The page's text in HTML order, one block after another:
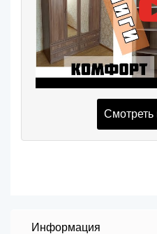
Смотреть
Информация